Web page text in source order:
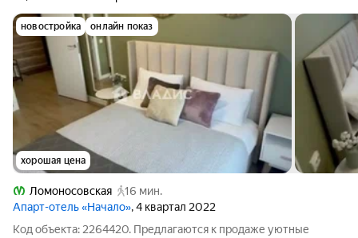
новостройка онлайн показ
хорошая цена
Ломоносовская
16 мин.
Апарт-отель «Начало», 4 квартал 2022
Код объекта: 2264420. Предлагаются к продаже уютные